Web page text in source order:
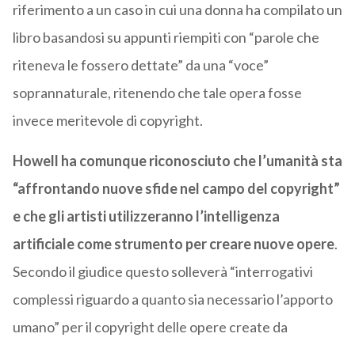
riferimento a un caso in cui una donna ha compilato un
libro basandosi su appunti riempiti con “parole che
riteneva le fossero dettate” da una “voce”
soprannaturale, ritenendo che tale opera fosse
invece meritevole di copyright.
Howell ha comunque riconosciuto che l’umanità sta
“affrontando nuove sfide nel campo del copyright”
e che gli artisti utilizzeranno l’intelligenza
artificiale come strumento per creare nuove opere.
Secondo il giudice questo solleverà “interrogativi
complessi riguardo a quanto sia necessario l’apporto
umano” per il copyright delle opere create da